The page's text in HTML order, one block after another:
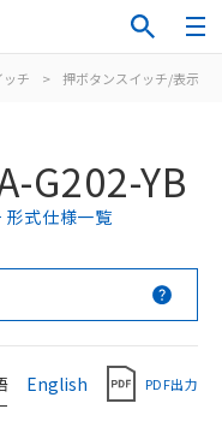
ッチ > 押ボタンスイッチ/表示灯
G202-YB
形式仕様一覧
English PDF出力